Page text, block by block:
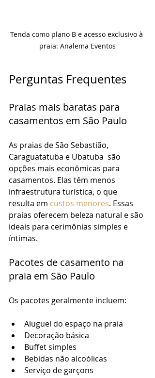
Tenda como plano B e acesso exclusivo à
praia: Analema Eventos
Perguntas Frequentes
Praias mais baratas para
casamentos em São Paulo
As praias de São Sebastião,
Caraguatatuba e Ubatuba  são
opções mais econômicas para
casamentos. Elas têm menos
infraestrutura turística, o que
resulta em custos menores. Essas
praias oferecem beleza natural e são
ideais para cerimônias simples e
íntimas.
Pacotes de casamento na
praia em São Paulo
Os pacotes geralmente incluem:
Aluguel do espaço na praia
Decoração básica
Buffet simples
Bebidas não alcoólicas
Serviço de garçons